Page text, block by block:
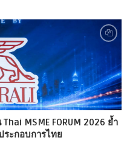
MSME FORUM 2026 ย้ำ
ระกอบการไทย